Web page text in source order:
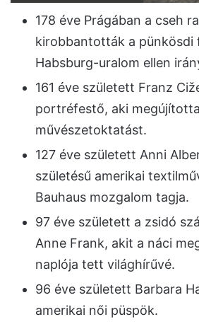
178 éve Prágában a cseh
kirobbantották a pünkösdi
Habsburg-uralom ellen
161 éve született Franz
portréfestő, aki
művészetoktatást.
127 éve született Anni
születésű amerikai
Bauhaus mozgalom tagja.
97 éve született a zsidó
Anne Frank, akit a náci
naplója tett világhírűvé.
96 éve született Barbara
amerikai női püspök.